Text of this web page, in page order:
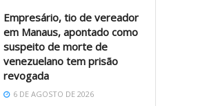
Empresário, tio de vereador
em Manaus, apontado como
suspeito de morte de
venezuelano tem prisão
revogada
6 DE AGOSTO DE 2026